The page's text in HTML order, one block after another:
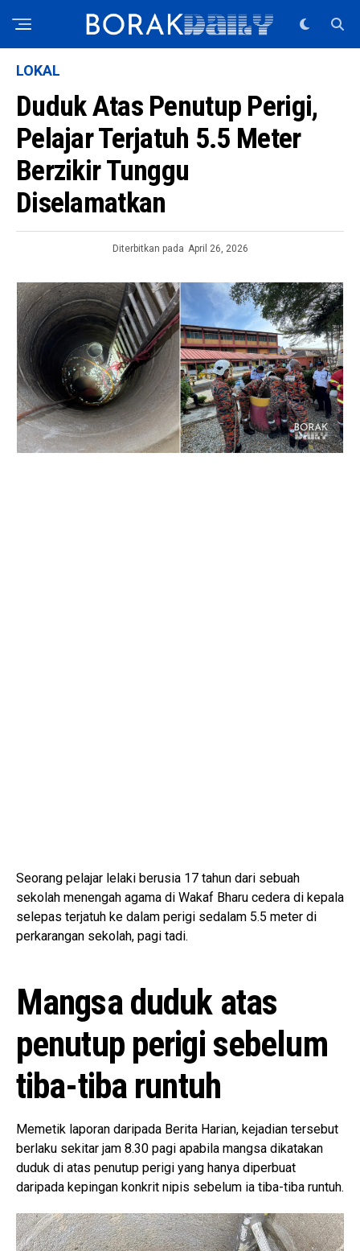
LOKAL
Duduk Atas Penutup Perigi,
Pelajar Terjatuh 5.5 Meter
Berzikir Tunggu
Diselamatkan
Diterbitkan pada April 26, 2026
Seorang pelajar lelaki berusia 17 tahun dari sebuah
sekolah menengah agama di Wakaf Bharu cedera di kepala
selepas terjatuh ke dalam perigi sedalam 5.5 meter di
perkarangan sekolah, pagi tadi.
Mangsa duduk atas
penutup perigi sebelum
tiba-tiba runtuh
Memetik laporan daripada Berita Harian, kejadian tersebut
berlaku sekitar jam 8.30 pagi apabila mangsa dikatakan
duduk di atas penutup perigi yang hanya diperbuat
daripada kepingan konkrit nipis sebelum ia tiba-tiba runtuh.